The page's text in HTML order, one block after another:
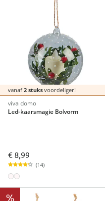
vanaf 2 stuks voordeliger!
viva domo
Led-kaarsmagie Bolvorm
€ 8,99
(14)
%